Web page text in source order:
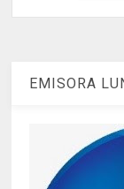
EMISORA